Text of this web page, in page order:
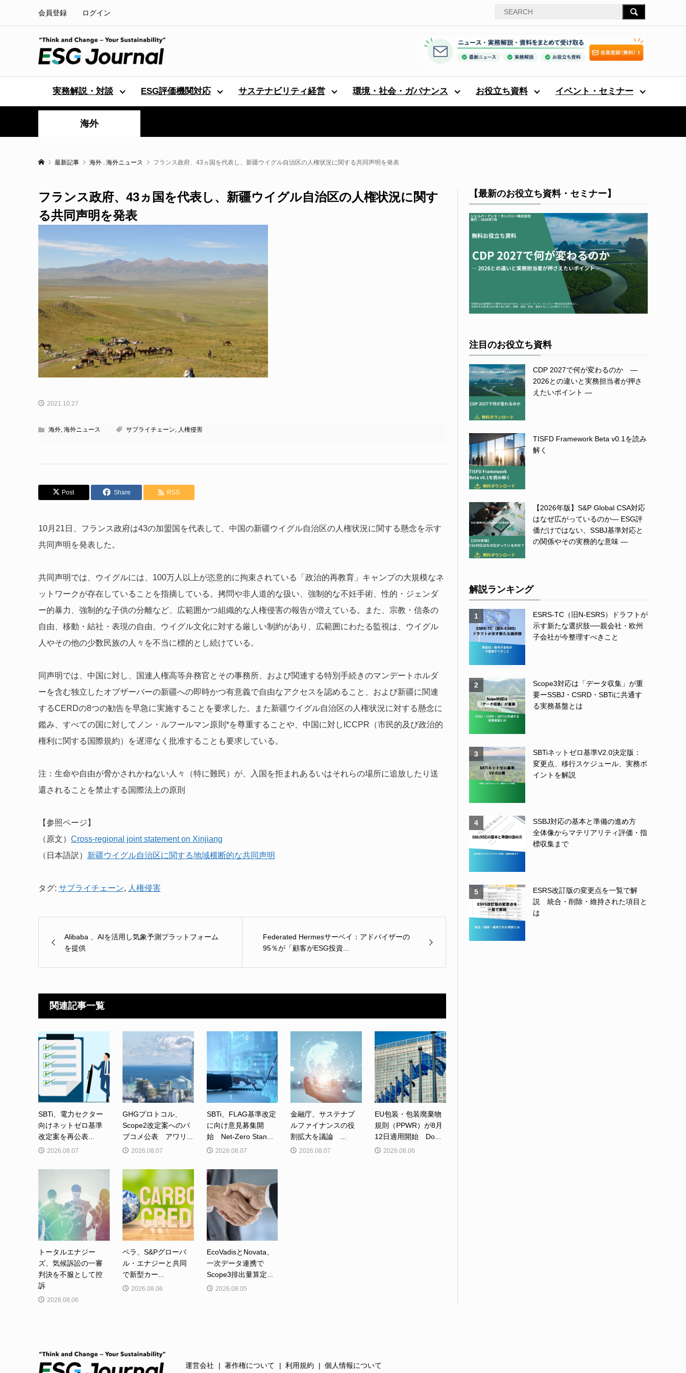
会員登録 ログイン
実務解説・対談 ESG評価機関対応 サステナビリティ経営 環境・社会・ガバナンス お役立ち資料 イベント・セミナー
海外
最新記事 海外 , 海外ニュース フランス政府、43ヵ国を代表し、新疆ウイグル自治区の人権状況に関する共同声明を発表
フランス政府、43ヵ国を代表し、新疆ウイグル自治区の人権状況に関す
る共同声明を発表
2021.10.27
海外, 海外ニュース サプライチェーン, 人権侵害
Post Share RSS
10月21日、フランス政府は43の加盟国を代表して、中国の新疆ウイグル自治区の人権状況に関する懸念を示す
共同声明を発表した。
共同声明では、ウイグルには、100万人以上が恣意的に拘束されている「政治的再教育」キャンプの大規模なネ
ットワークが存在していることを指摘している。拷問や非人道的な扱い、強制的な不妊手術、性的・ジェンダ
ー的暴力、強制的な子供の分離など、広範囲かつ組織的な人権侵害の報告が増えている。また、宗教・信条の
自由、移動・結社・表現の自由、ウイグル文化に対する厳しい制約があり、広範囲にわたる監視は、ウイグル
人やその他の少数民族の人々を不当に標的とし続けている。
同声明では、中国に対し、国連人権高等弁務官とその事務所、および関連する特別手続きのマンデートホルダ
ーを含む独立したオブザーバーの新疆への即時かつ有意義で自由なアクセスを認めること、および新疆に関連
するCERDの8つの勧告を早急に実施することを要求した。また新疆ウイグル自治区の人権状況に対する懸念に
鑑み、すべての国に対してノン・ルフールマン原則*を尊重することや、中国に対しICCPR（市民的及び政治的
権利に関する国際規約）を遅滞なく批准することも要求している。
注：生命や自由が脅かされかねない人々（特に難民）が、入国を拒まれあるいはそれらの場所に追放したり送
還されることを禁止する国際法上の原則
【参照ページ】
（原文） Cross-regional joint statement on Xinjiang
（日本語訳） 新疆ウイグル自治区に関する地域横断的な共同声明
タグ: サプライチェーン, 人権侵害
Alibaba 、AIを活用し気象予測プラットフォーム
を提供
Federated Hermesサーベイ：アドバイザーの
95％が「顧客がESG投資...
関連記事一覧
SBTi、電力セクター
向けネットゼロ基準
改定案を再公表...
2026.08.07
GHGプロトコル、
Scope2改定案へのパ
ブコメ公表 アワリ...
2026.08.07
SBTi、FLAG基準改定
に向け意見募集開
始 Net-Zero Stan...
2026.08.07
金融庁、サステナブ
ルファイナンスの役
割拡大を議論 ...
2026.08.07
EU包装・包装廃棄物
規則（PPWR）が8月
12日適用開始 Do...
2026.08.06
トータルエナジー
ズ、気候訴訟の一審
判決を不服として控
訴
2026.08.06
ベラ、S&Pグローバ
ル・エナジーと共同
で新型カー...
2026.08.06
EcoVadisとNovata、
一次データ連携で
Scope3排出量算定...
2026.08.05
【最新のお役立ち資料・セミナー】
注目のお役立ち資料
CDP 2027で何が変わるのか ―
2026との違いと実務担当者が押さ
えたいポイント ―
TISFD Framework Beta v0.1を読み
解く
【2026年版】S&P Global CSA対応
はなぜ広がっているのか― ESG評
価だけではない、SSBJ基準対応と
の関係やその実務的な意味 ―
解説ランキング
1
ESRS-TC（旧N-ESRS）ドラフトが
示す新たな選択肢──親会社・欧州
子会社が今整理すべきこと
2
Scope3対応は「データ収集」が重
要ーSSBJ・CSRD・SBTiに共通す
る実務基盤とは
3
SBTiネットゼロ基準V2.0決定版：
変更点、移行スケジュール、実務ポ
イントを解説
4
SSBJ対応の基本と準備の進め方
全体像からマテリアリティ評価・指
標収集まで
5
ESRS改訂版の変更点を一覧で解
説 統合・削除・維持された項目と
は
運営会社 著作権について 利用規約 個人情報について